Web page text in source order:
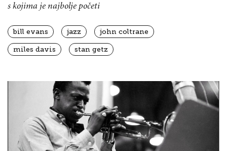
s kojima je najbolje početi
bill evans jazz john coltrane
miles davis stan getz